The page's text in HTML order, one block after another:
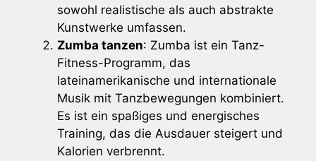
sowohl realistische als auch abstrakte
Kunstwerke umfassen.
Zumba tanzen: Zumba ist ein Tanz-
Fitness-Programm, das
lateinamerikanische und internationale
Musik mit Tanzbewegungen kombiniert.
Es ist ein spaßiges und energisches
Training, das die Ausdauer steigert und
Kalorien verbrennt.